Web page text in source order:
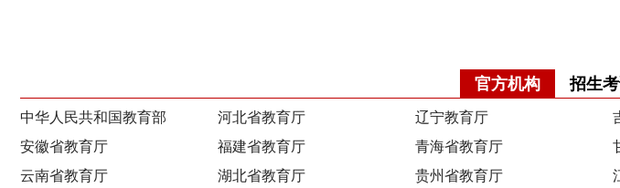
官方机构 招生
中华人民共和国教育部 河北省教育厅 辽宁教育厅
安徽省教育厅
福建省教育厅 青海省教育厅
云南省教育厅
湖北省教育厅 贵州省教育厅